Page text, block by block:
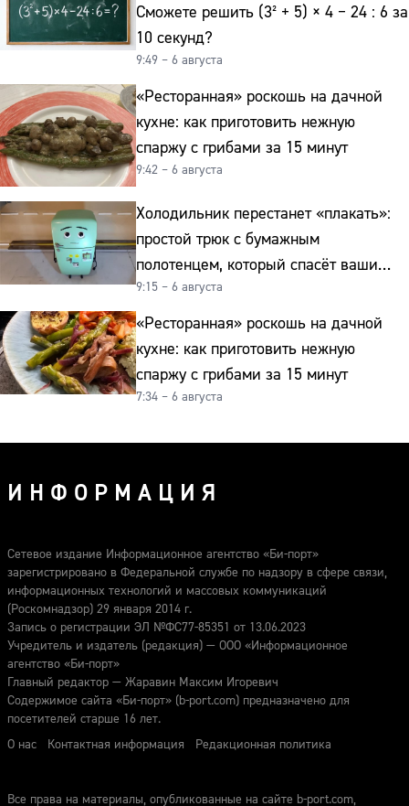
Сможете решить (3² + 5) × 4 − 24 : 6 за
10 секунд?
9:49 – 6 августа
«Ресторанная» роскошь на дачной
кухне: как приготовить нежную
спаржу с грибами за 15 минут
9:42 – 6 августа
Холодильник перестанет «плакать»:
простой трюк с бумажным
полотенцем, который спасёт ваши
овощи от гнили
9:15 – 6 августа
«Ресторанная» роскошь на дачной
кухне: как приготовить нежную
спаржу с грибами за 15 минут
7:34 – 6 августа
ИНФОРМАЦИЯ
Сетевое издание Информационное агентство «Би-порт»
зарегистрировано в Федеральной службе по надзору в сфере связи,
информационных технологий и массовых коммуникаций
(Роскомнадзор) 29 января 2014 г.
Запись о регистрации ЭЛ №ФС77-85351 от 13.06.2023
Учредитель и издатель (редакция) — ООО «Информационное
агентство «Би-порт»
Главный редактор — Жаравин Максим Игоревич
Содержимое сайта «Би-порт» (b-port.com) предназначено для
посетителей старше 16 лет.
О нас
Контактная информация Редакционная политика
Все права на материалы, опубликованные на сайте b-port.com,